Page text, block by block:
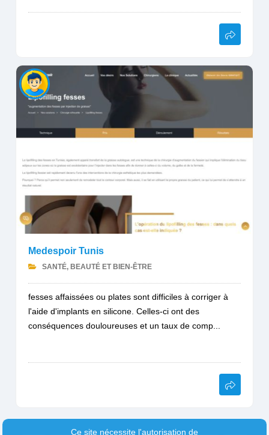
Medespoir Tunis
SANTÉ, BEAUTÉ ET BIEN-ÊTRE
fesses affaissées ou plates sont difficiles à corriger à
l'aide d'implants en silicone. Celles-ci ont des
conséquences douloureuses et un taux de comp...
Ce site nécessite l'autorisation de